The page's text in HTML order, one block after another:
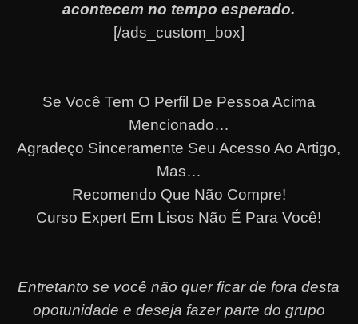
acontecem no tempo esperado.
[/ads_custom_box]
Se Você Tem O Perfil De Pessoa Acima
Mencionado…
Agradeço Sinceramente Seu Acesso Ao Artigo,
Mas…
Recomendo Que Não Compre!
Curso Expert Em Lisos Não É Para Você!
Entretanto se você não quer ficar de fora desta
opotunidade e deseja fazer parte do grupo